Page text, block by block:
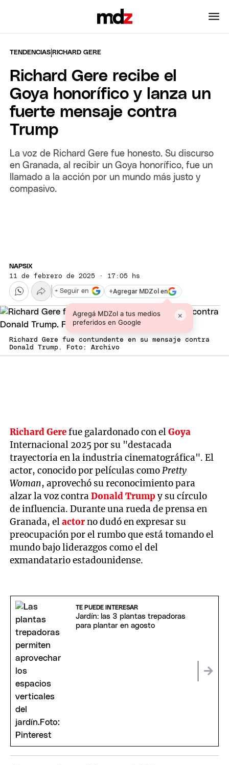
TENDENCIAS |RICHARD GERE
Richard Gere recibe el
Goya honorífico y lanza un
fuerte mensaje contra
Trump
La voz de Richard Gere fue honesto. Su discurso
en Granada, al recibir un Goya honorífico, fue un
llamado a la acción por un mundo más justo y
compasivo.
NAPSIX
11 de febrero de 2025 · 17:05 hs
+Agregar MDZol en
Agregá MDZol a tus medios
preferidos en Google
×
+ Seguir en
Richard Gere fue contundente en su mensaje contra
Donald Trump. Foto: Archivo
Richard Gerefue galardonado con elGoya
Internacional 2025 por su "destacada
trayectoria en la industria cinematográfica". El
actor, conocido por películas comoPretty
Woman, aprovechó su reconocimiento para
alzar la voz contraDonald Trumpy su círculo
de influencia. Durante una rueda de prensa en
Granada, elactorno dudó en expresar su
preocupación por el rumbo que está tomando el
mundo bajo liderazgos como el del
exmandatario estadounidense.
TE PUEDE INTERESAR
Jardín: las 3 plantas trepadoras
para plantar en agosto